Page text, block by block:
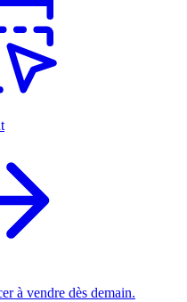
à vendre dès demain.